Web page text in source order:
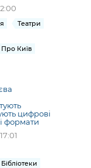
Театри
Про Київ
цифрові
формати
Бібліотеки